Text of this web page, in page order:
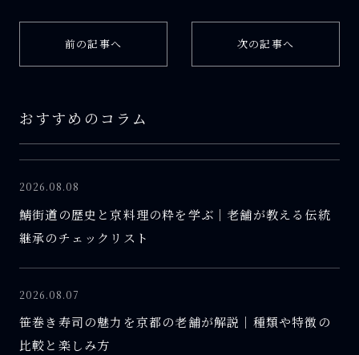
前の記事へ 次の記事へ
おすすめのコラム
2026.08.08
鯖街道の歴史と京料理の粋を学ぶ｜老舗が教える伝統
継承のチェックリスト
2026.08.07
笹巻き寿司の魅力を京都の老舗が解説｜種類や特徴の
比較と楽しみ方